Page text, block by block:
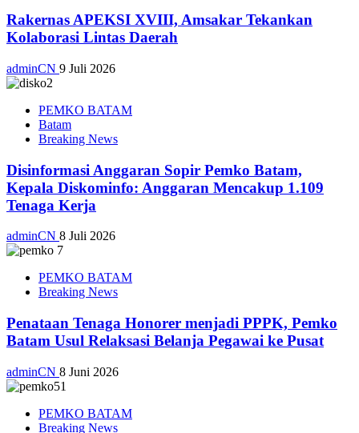
Rakernas APEKSI XVIII, Amsakar Tekankan
Kolaborasi Lintas Daerah
adminCN 9 Juli 2026
PEMKO BATAM
Batam
Breaking News
Disinformasi Anggaran Sopir Pemko Batam,
Kepala Diskominfo: Anggaran Mencakup 1.109
Tenaga Kerja
adminCN 8 Juli 2026
PEMKO BATAM
Breaking News
Penataan Tenaga Honorer menjadi PPPK, Pemko
Batam Usul Relaksasi Belanja Pegawai ke Pusat
adminCN 8 Juni 2026
PEMKO BATAM
Breaking News